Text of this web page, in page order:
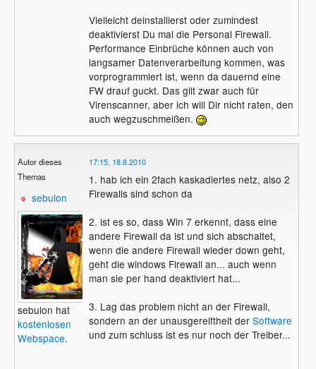
Vielleicht deinstallierst oder zumindest
deaktivierst Du mal die Personal Firewall.
Performance Einbrüche können auch von
langsamer Datenverarbeitung kommen, was
vorprogrammiert ist, wenn da dauernd eine
FW drauf guckt. Das gilt zwar auch für
Virenscanner, aber ich will Dir nicht raten, den
auch wegzuschmeißen.
Autor dieses
Themas
sebulon
sebulon hat
kostenlosen
Webspace.
17:15, 18.8.2010
1. hab ich ein 2fach kaskadiertes netz, also 2
Firewalls sind schon da
2. ist es so, dass Win 7 erkennt, dass eine
andere Firewall da ist und sich abschaltet,
wenn die andere Firewall wieder down geht,
geht die windows Firewall an... auch wenn
man sie per hand deaktiviert hat...
3. Lag das problem nicht an der Firewall,
sondern an der unausgereiftheit der Software
und zum schluss ist es nur noch der Treiber...